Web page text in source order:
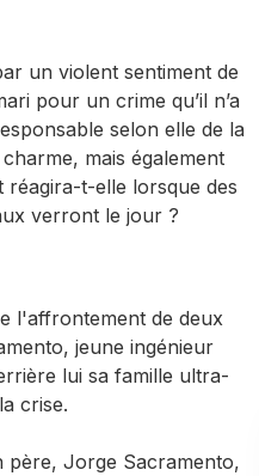
un violent sentiment de
pour un crime qu’il n’a
selon elle de la
mais également
réagira-t-elle lorsque des
verront le jour ?
l'affrontement de deux
jeune ingénieur
lui sa famille ultra-
crise.
père, Jorge Sacramento,